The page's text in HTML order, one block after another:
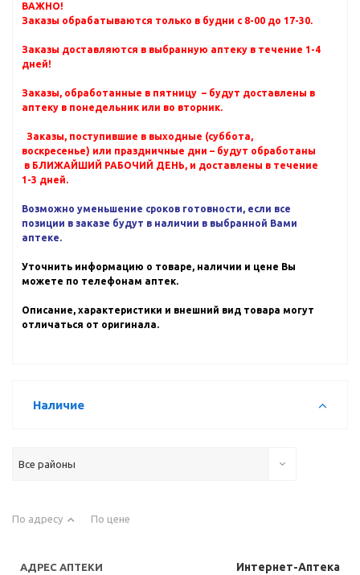
ВАЖНО!
Заказы обрабатываются только в будни с 8-00 до 17-30.
Заказы доставляются в выбранную аптеку в течение 1-4
дней!
Заказы, обработанные в пятницу – будут доставлены в
аптеку в понедельник или во вторник.
Заказы, поступившие в выходные (суббота,
воскресенье) или праздничные дни – будут обработаны
в БЛИЖАЙШИЙ РАБОЧИЙ ДЕНЬ, и доставлены в течение
1-3 дней.
Возможно уменьшение сроков готовности, если все
позиции в заказе будут в наличии в выбранной Вами
аптеке.
Уточнить информацию о товаре, наличии и цене Вы
можете по телефонам аптек.
Описание, характеристики и внешний вид товара могут
отличаться от оригинала.
Наличие
Все районы
По адресу По цене
Интернет-Аптека